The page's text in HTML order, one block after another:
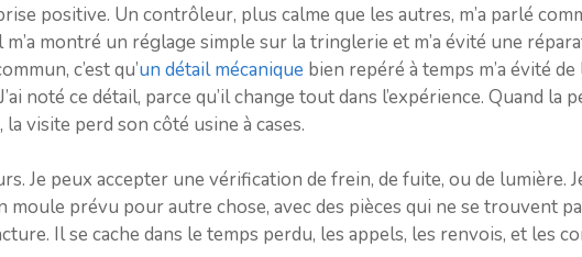
positive. Un contrôleur, plus calme que les autres, m’a parlé
montré un réglage simple sur la tringlerie et m’a évité une
c’est qu’un détail mécanique bien repéré à temps m’a évité
noté ce détail, parce qu’il change tout dans l’expérience. Quand la
visite perd son côté usine à cases.
Je peux accepter une vérification de frein, de fuite, ou de lumière.
prévu pour autre chose, avec des pièces qui ne se trouvent
Il se cache dans le temps perdu, les appels, les renvois, et les